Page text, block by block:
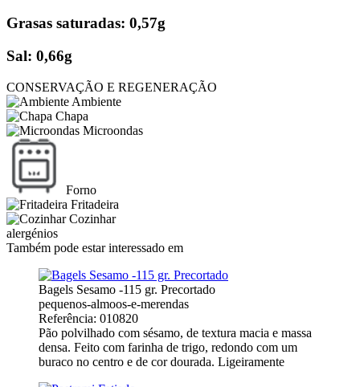
Grasas saturadas: 0,57g
Sal: 0,66g
CONSERVAÇÃO E REGENERAÇÃO
Ambiente
Chapa
Microondas
Forno
Fritadeira
Cozinhar
alergénios
Também pode estar interessado em
Bagels Sesamo -115 gr. Precortado
pequenos-almoos-e-merendas
Referência: 010820
Pão polvilhado com sésamo, de textura macia e massa
densa. Feito com farinha de trigo, redondo com um
buraco no centro e de cor dourada. Ligeiramente